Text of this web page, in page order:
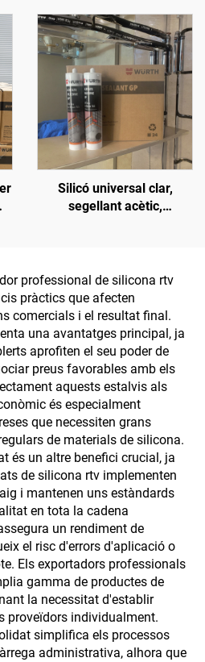
claraboïgues, adhesiu
impermeable contra fuites
d'aigua, poliuretà fort,
negre
Silicó universal clar,
segellant acètic,
professional de silicona rtv
pràctics que afecten
comercials i el resultat final.
una avantatges principal, ja
aprofiten el seu poder de
preus favorables amb els
aquests estalvis als
és especialment
que necessiten grans
de materials de silicona.
és un altre benefici crucial, ja
de silicona rtv implementen
i mantenen uns estàndards
en tota la cadena
un rendiment de
el risc d'errors d'aplicació o
Els exportadors professionals
gamma de productes de
la necessitat d'establir
proveïdors individualment.
simplifica els processos
administrativa, alhora que